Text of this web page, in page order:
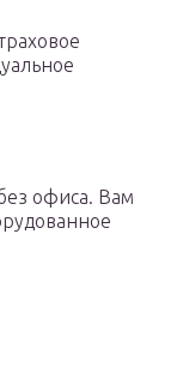
офиса. Вам